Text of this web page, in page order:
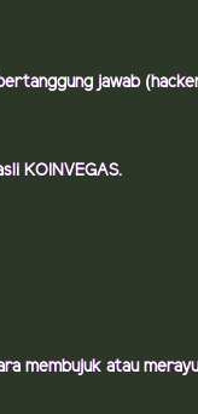
jawab
KOINVEGAS.
membujuk atau